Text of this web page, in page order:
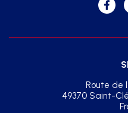
Route de
49370 Saint-